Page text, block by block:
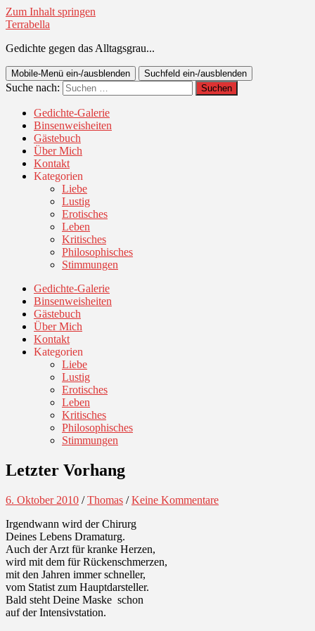
Zum Inhalt springen
Terrabella
Gedichte gegen das Alltagsgrau...
Mobile-Menü ein-/ausblenden Suchfeld ein-/ausblenden
Suche nach:
Gedichte-Galerie
Binsenweisheiten
Gästebuch
Über Mich
Kontakt
Kategorien
Liebe
Lustig
Erotisches
Leben
Kritisches
Philosophisches
Stimmungen
Gedichte-Galerie
Binsenweisheiten
Gästebuch
Über Mich
Kontakt
Kategorien
Liebe
Lustig
Erotisches
Leben
Kritisches
Philosophisches
Stimmungen
Letzter Vorhang
6. Oktober 2010 /Thomas /Keine Kommentare
Irgendwann wird der Chirurg
Deines Lebens Dramaturg.
Auch der Arzt für kranke Herzen,
wird mit dem für Rückenschmerzen,
mit den Jahren immer schneller,
vom Statist zum Hauptdarsteller.
Bald steht Deine Maske schon
auf der Intensivstation.